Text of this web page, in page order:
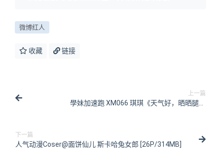
微博红人
收藏 链接
上一篇
學妹加速跑 XM066 琪琪《天气好，晒晒腿》
下一篇
人气动漫Coser@面饼仙儿 斯卡哈兔女郎 [26P/314MB]